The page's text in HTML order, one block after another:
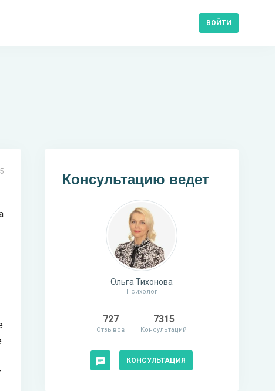
ВОЙТИ
Консультацию ведет
Ольга Тихонова
Психолог
727
Отзывов
7315
Консультаций
КОНСУЛЬТАЦИЯ